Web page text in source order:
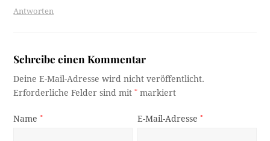
Antworten
Schreibe einen Kommentar
Deine E-Mail-Adresse wird nicht veröffentlicht.
Erforderliche Felder sind mit* markiert
Name* E-Mail-Adresse*